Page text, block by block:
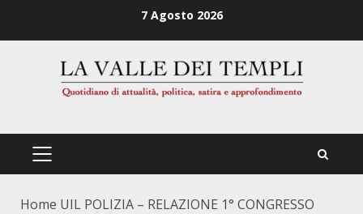
7 Agosto 2026
PRIMÄRES
Home UIL POLIZIA – RELAZIONE 1° CONGRESSO